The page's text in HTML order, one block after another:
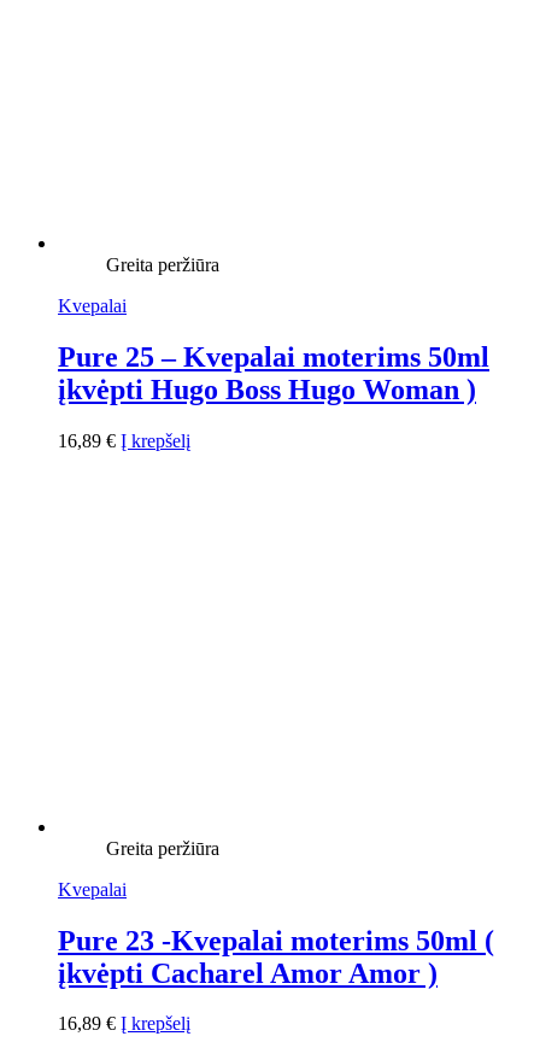
Greita peržiūra
Kvepalai
Pure 25 – Kvepalai moterims 50ml
įkvėpti Hugo Boss Hugo Woman )
16,89 € Į krepšelį
Greita peržiūra
Kvepalai
Pure 23 -Kvepalai moterims 50ml (
įkvėpti Cacharel Amor Amor )
16,89 € Į krepšelį